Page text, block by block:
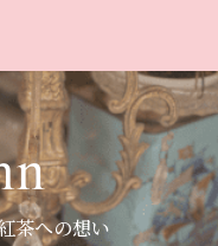
茶への想い